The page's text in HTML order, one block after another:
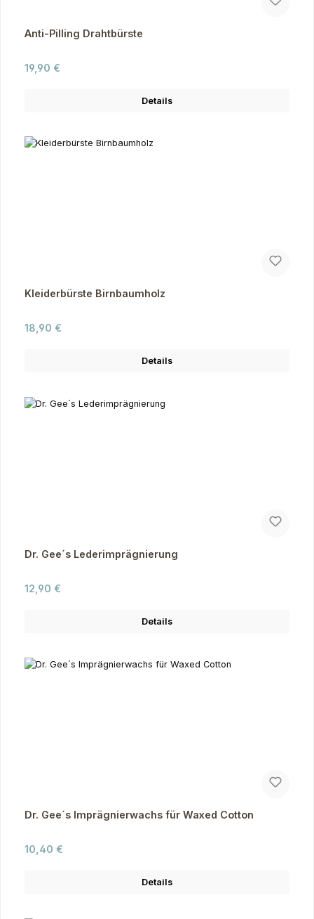
Anti-Pilling Drahtbürste
Regulärer Preis:
19,90 €
Details
Kleiderbürste Birnbaumholz
Regulärer Preis:
18,90 €
Details
Dr. Gee´s Lederimprägnierung
Regulärer Preis:
12,90 €
Details
Dr. Gee´s Imprägnierwachs für Waxed Cotton
Regulärer Preis:
10,40 €
Details